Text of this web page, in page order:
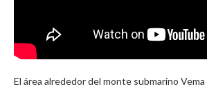
El área alrededor del monte submarino